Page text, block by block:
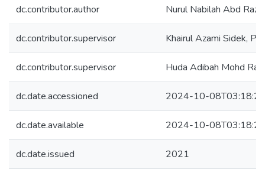
dc.contributor.author Nurul Nabilah Abd
dc.contributor.supervisor Khairul Azami Sidek,
dc.contributor.supervisor Huda Adibah Mohd
dc.date.accessioned 2024-10-
dc.date.available 2024-10-
dc.date.issued 2021